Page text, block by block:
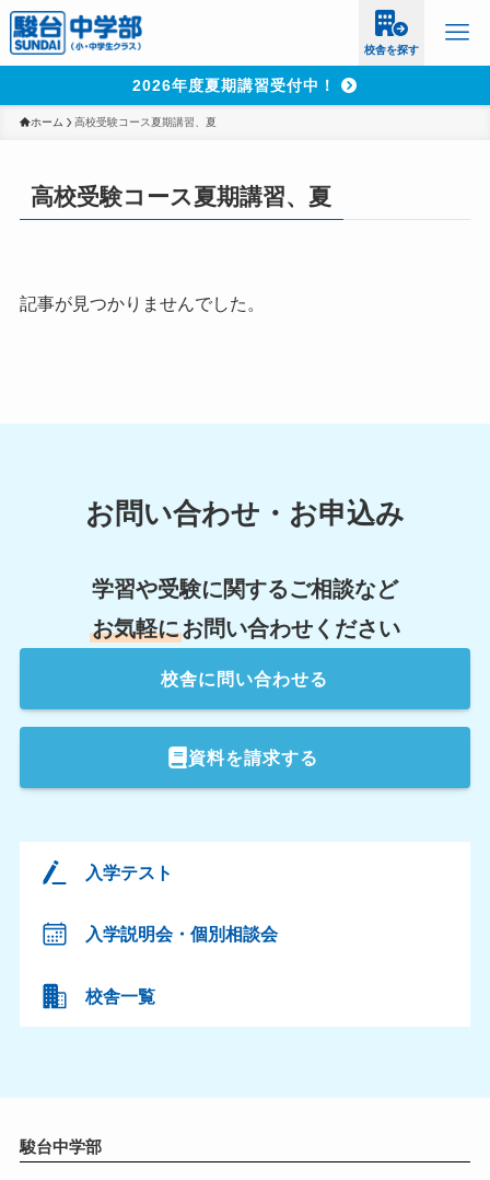
校舎を探す
2026年度夏期講習受付中！
ホーム 高校受験コース夏期講習、夏
高校受験コース夏期講習、夏
記事が見つかりませんでした。
お問い合わせ・お申込み
学習や受験に関するご相談など
お気軽にお問い合わせください
校舎に問い合わせる
資料を請求する
入学テスト
入学説明会・個別相談会
校舎一覧
駿台中学部